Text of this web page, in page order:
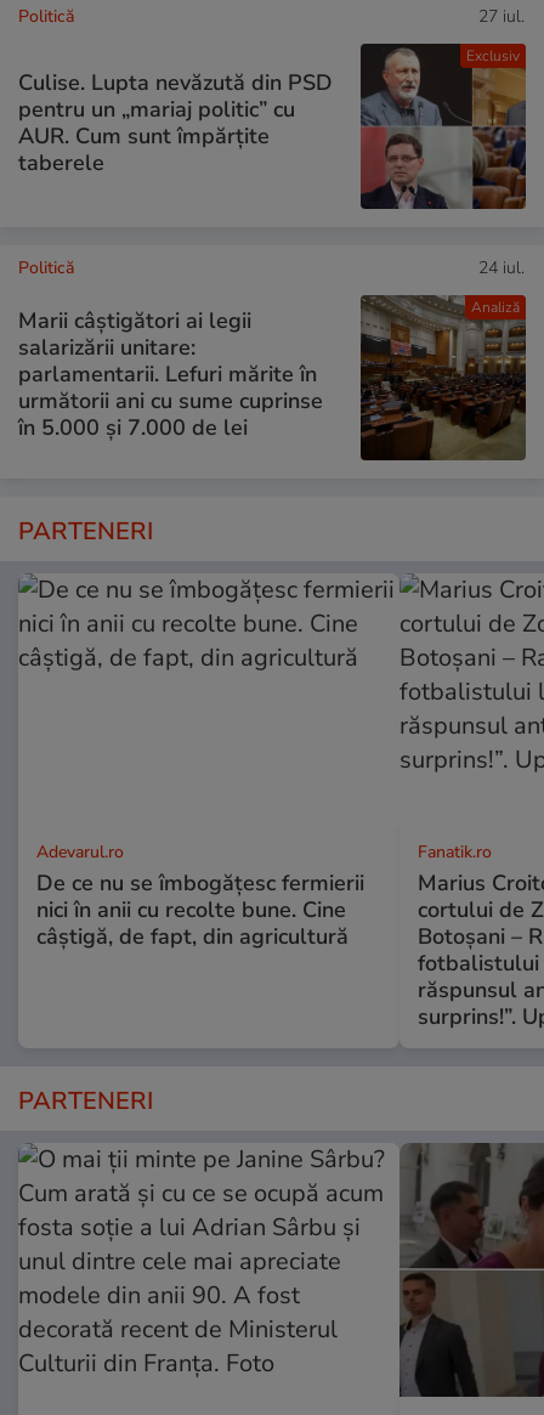
Exclusiv
Politică 27 iul.
Culise. Lupta nevăzută din PSD
pentru un „mariaj politic” cu
AUR. Cum sunt împărțite
taberele
Analiză
Politică 24 iul.
Marii câștigători ai legii
salarizării unitare:
parlamentarii. Lefuri mărite în
următorii ani cu sume cuprinse
în 5.000 și 7.000 de lei
PARTENERI
Adevarul.ro
De ce nu se îmbogățesc fermierii
nici în anii cu recolte bune. Cine
câștigă, de fapt, din agricultură
Fanatik.ro
Marius
cortului de
Botoșani –
răspunsul
surprins!”.
PARTENERI